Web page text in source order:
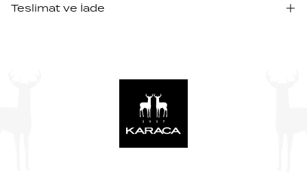
Teslimat ve İade